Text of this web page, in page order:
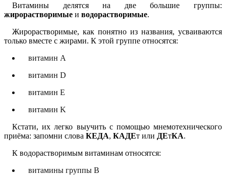
Витамины делятся на две большие группы:
жирорастворимые и водорастворимые.
Жирорастворимые, как понятно из названия, усваиваются
только вместе с жирами. К этой группе относятся:
витамин A
витамин D
витамин E
витамин K
Кстати, их легко выучить с помощью мнемотехнического
приёма: запомни слова КЕДА, КАДЕт или ДЕтКА.
К водорастворимым витаминам относятся:
витамины группы В